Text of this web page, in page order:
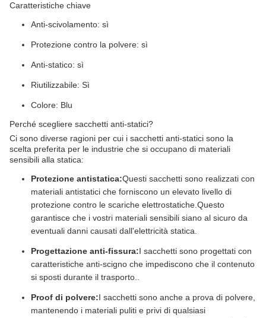
Caratteristiche chiave
Anti-scivolamento: sì
Protezione contro la polvere: sì
Anti-statico: sì
Riutilizzabile: Sì
Colore: Blu
Perché scegliere sacchetti anti-statici?
Ci sono diverse ragioni per cui i sacchetti anti-statici sono la
scelta preferita per le industrie che si occupano di materiali
sensibili alla statica:
Protezione antistatica:Questi sacchetti sono realizzati con
materiali antistatici che forniscono un elevato livello di
protezione contro le scariche elettrostatiche.Questo
garantisce che i vostri materiali sensibili siano al sicuro da
eventuali danni causati dall'elettricità statica.
Progettazione anti-fissura:I sacchetti sono progettati con
caratteristiche anti-scigno che impediscono che il contenuto
si sposti durante il trasporto..
Proof di polvere:I sacchetti sono anche a prova di polvere,
mantenendo i materiali puliti e privi di qualsiasi